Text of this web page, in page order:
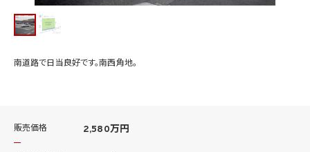
南道路で日当良好です。南西角地。
販売価格 2,580万円